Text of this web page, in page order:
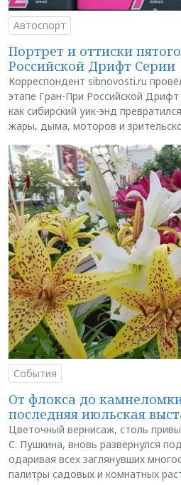
Автоспорт
Портрет и оттиски
Российской Дрифт Серии
Корреспондент sibnovosti.ru
этапе Гран-При Российской Дрифт
как сибирский уик-энд
жары, дыма, моторов и
События
От флокса до
последняя июльская
Цветочный вернисаж, столь
С. Пушкина, вновь развернулся
одаривая всех заглянувших
палитры садовых и комнатных